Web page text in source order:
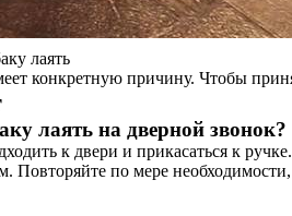
лаять
конкретную причину. Чтобы
лаять на дверной звонок?
к двери и прикасаться к
Повторяйте по мере